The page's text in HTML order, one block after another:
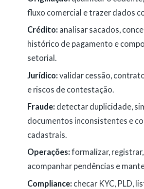
fluxo comercial e trazer dados
Crédito: analisar sacados,
histórico de pagamento e
setorial.
Jurídico: validar cessão,
e riscos de contestação.
Fraude: detectar duplicidade,
documentos inconsistentes e
cadastrais.
Operações: formalizar,
acompanhar pendências e
Compliance: checar KYC, PLD,